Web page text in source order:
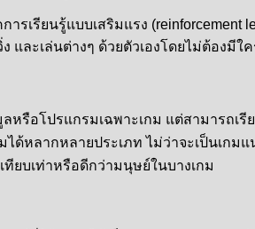
การเรียนรู้แบบเสริมแรง
และเล่นต่างๆ ด้วยตัวเองโดยไม่ต้องมีใ
หรือโปรแกรมเฉพาะเกม แต่สามารถเรี
มได้หลากหลายประเภท ไม่ว่าจะเป็นเก
ทียบเท่าหรือดีกว่ามนุษย์ในบางเกม